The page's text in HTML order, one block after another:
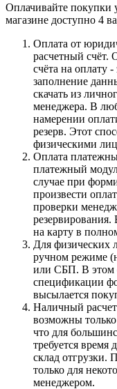
Оплачивайте покупки
магазине доступно 4
Оплата от
расчетный счёт.
счёта на оплату
заполнение
скачать из
менеджера. В
намерении
резерв. Этот
физическими
Оплата
платежный
случае при
произвести
проверки
резервирования.
на карту в
Для физических
ручном режиме
или СБП. В этом
спецификации
высылается
Наличный
возможны
что для
требуется время
склад отгрузки.
только для
менеджером.